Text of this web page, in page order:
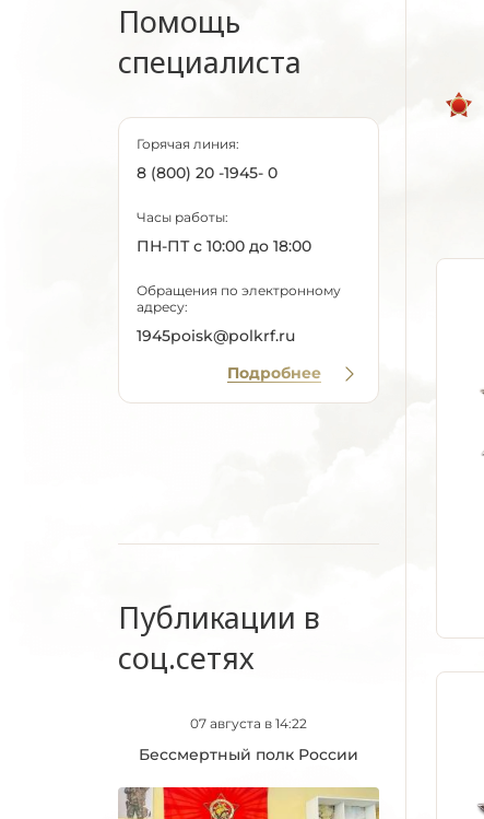
Помощь
специалиста
Горячая линия:
8 (800) 20 -1945- 0
Часы работы:
ПН-ПТ с 10:00 до 18:00
Обращения по электронному
адресу:
1945poisk@polkrf.ru
Подробнее
Публикации в
соц.сетях
07 августа в 14:22
Бессмертный полк России